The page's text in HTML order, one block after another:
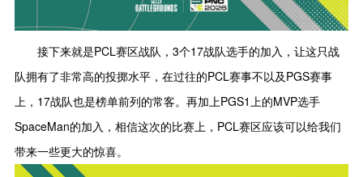
接下来就是PCL赛区战队，3个17战队选手的加入，让这只战
队拥有了非常高的投掷水平，在过往的PCL赛事不以及PGS赛事
上，17战队也是榜单前列的常客。再加上PGS1上的MVP选手
SpaceMan的加入，相信这次的比赛上，PCL赛区应该可以给我们
带来一些更大的惊喜。